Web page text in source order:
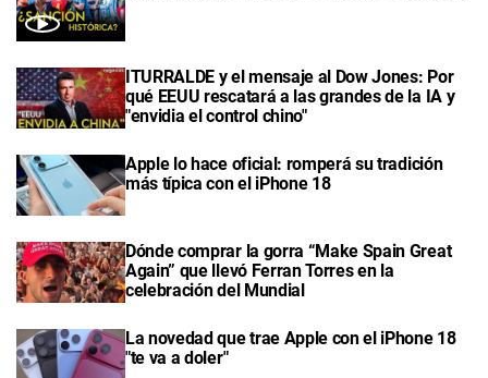
ITURRALDE y el mensaje al Dow Jones: Por
qué EEUU rescatará a las grandes de la IA y
"envidia el control chino"
Apple lo hace oficial: romperá su tradición
más típica con el iPhone 18
Dónde comprar la gorra “Make Spain Great
Again” que llevó Ferran Torres en la
celebración del Mundial
La novedad que trae Apple con el iPhone 18
"te va a doler"